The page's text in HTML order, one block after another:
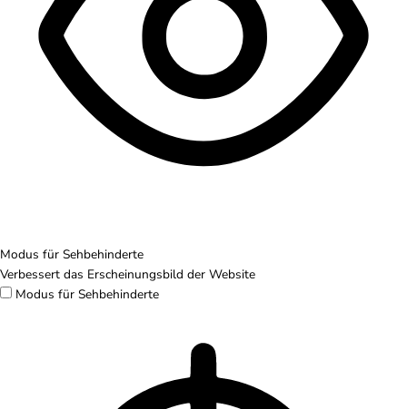
Modus für Sehbehinderte
Verbessert das Erscheinungsbild der Website
Modus für Sehbehinderte